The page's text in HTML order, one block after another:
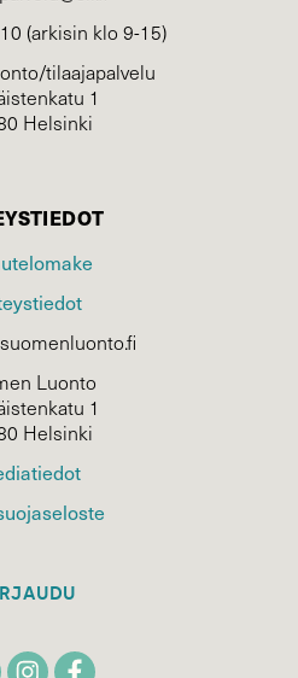
(arkisin klo 9-15)
tilaajapalvelu
1
Helsinki
Luonto
1
Helsinki